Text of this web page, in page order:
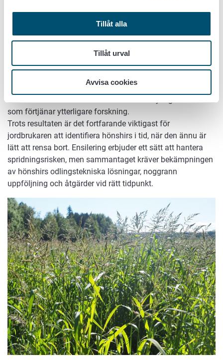
Tillåt alla
Tillåt urval
Avvisa cookies
men producerar rikligt med frön som kan bevaras i marken
under lång tid. När hönshirs slås av fortsätter den att växa i
en lägre växtform.
”Det är en besvärlig växt och hanteringen kräver flera
parallella åtgärder”, påminner Marketta Rinne. Det centrala
är tidig identifiering och snabb reaktion.
som förtjänar ytterligare forskning.
Trots resultaten är det fortfarande viktigast för
jordbrukaren att identifiera hönshirs i tid, när den ännu är
lätt att rensa bort. Ensilering erbjuder ett sätt att hantera
spridningsrisken, men sammantaget kräver bekämpningen
av hönshirs odlingstekniska lösningar, noggrann
uppföljning och åtgärder vid rätt tidpunkt.